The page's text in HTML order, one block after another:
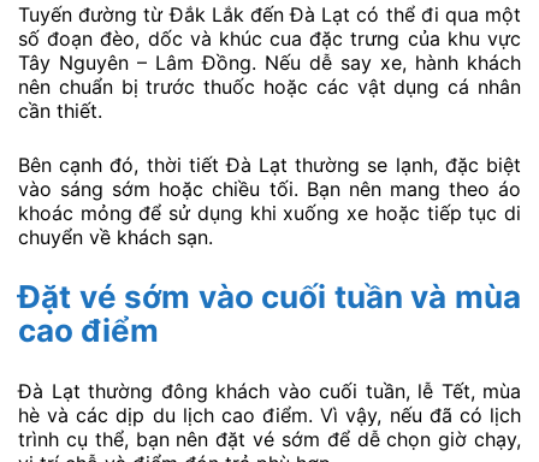
Tuyến đường từ Đắk Lắk đến Đà Lạt có thể đi qua một
số đoạn đèo, dốc và khúc cua đặc trưng của khu vực
Tây Nguyên – Lâm Đồng. Nếu dễ say xe, hành khách
nên chuẩn bị trước thuốc hoặc các vật dụng cá nhân
cần thiết.
Bên cạnh đó, thời tiết Đà Lạt thường se lạnh, đặc biệt
vào sáng sớm hoặc chiều tối. Bạn nên mang theo áo
khoác mỏng để sử dụng khi xuống xe hoặc tiếp tục di
chuyển về khách sạn.
Đặt vé sớm vào cuối tuần và mùa
cao điểm
Đà Lạt thường đông khách vào cuối tuần, lễ Tết, mùa
hè và các dịp du lịch cao điểm. Vì vậy, nếu đã có lịch
trình cụ thể, bạn nên đặt vé sớm để dễ chọn giờ chạy,